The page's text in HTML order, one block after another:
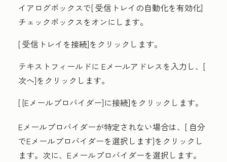
イアログボックスで[ 受信トレイの自動化を有効化]
チェックボックスをオンにします。
[ 受信トレイを接続]をクリックします。
テキストフィールドに Eメールアドレスを入力し、[
次へ]をクリックします。
[ [Eメールプロバイダー]に接続]をクリックします。
Eメールプロバイダーが特定されない場合は、[ 自分
でEメールプロバイダーを選択します]をクリックし
ます。次に、 Eメールプロバイダーを選択します。